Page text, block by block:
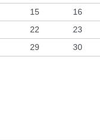
15 16
22 23
29 30